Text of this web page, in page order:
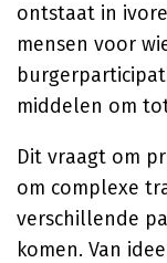
ontstaat in
mensen voor
middelen om
Dit vraagt om
om complexe
verschillende
komen. Van